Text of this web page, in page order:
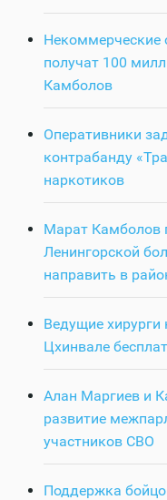
Некоммерческие
получат 100
Камболов
Оперативники
контрабанду
наркотиков
Марат Камболов
Ленингорской
направить в
Ведущие хирурги
Цхинвале
Алан Маргиев и
развитие
участников СВО
Поддержка